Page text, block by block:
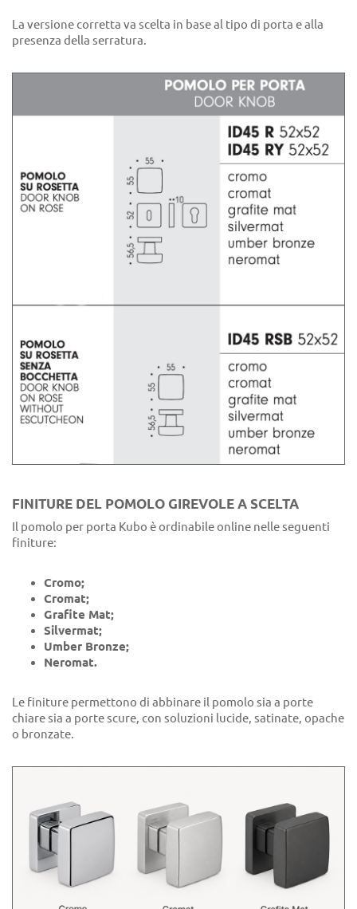
La versione corretta va scelta in base al tipo di porta e alla
presenza della serratura.
FINITURE DEL POMOLO GIREVOLE A SCELTA
Il pomolo per porta Kubo è ordinabile online nelle seguenti
finiture:
Cromo;
Cromat;
Grafite Mat;
Silvermat;
Umber Bronze;
Neromat.
Le finiture permettono di abbinare il pomolo sia a porte
chiare sia a porte scure, con soluzioni lucide, satinate, opache
o bronzate.